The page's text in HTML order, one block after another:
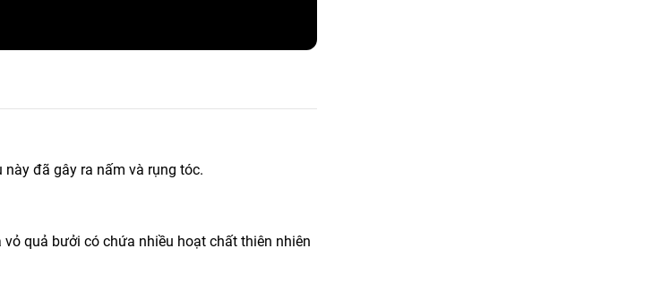
đã gây ra nấm và rụng tóc.
quả bưởi có chứa nhiều hoạt chất thiên nhiên